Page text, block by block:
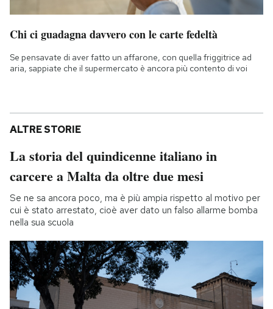
Chi ci guadagna davvero con le carte fedeltà
Se pensavate di aver fatto un affarone, con quella friggitrice ad
aria, sappiate che il supermercato è ancora più contento di voi
ALTRE STORIE
La storia del quindicenne italiano in
carcere a Malta da oltre due mesi
Se ne sa ancora poco, ma è più ampia rispetto al motivo per
cui è stato arrestato, cioè aver dato un falso allarme bomba
nella sua scuola